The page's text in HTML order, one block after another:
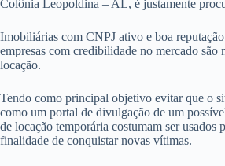
Colônia Leopoldina – AL, é justamente
Imobiliárias com CNPJ ativo e boa
empresas com credibilidade no mercado são
locação.
Tendo como principal objetivo evitar que o
como um portal de divulgação de um
de locação temporária costumam ser usados
finalidade de conquistar novas vítimas.